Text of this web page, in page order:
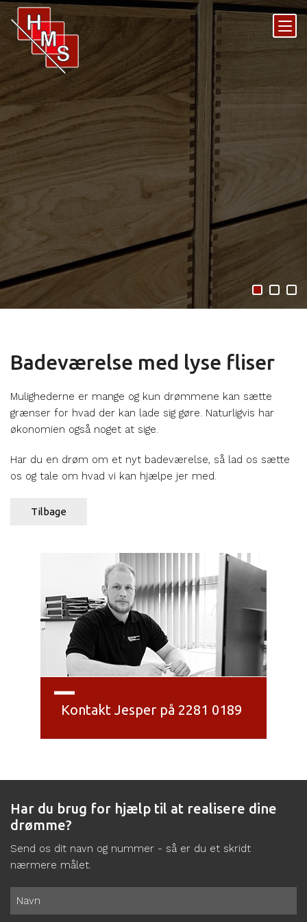
Badeværelse med lyse fliser
Mulighederne er mange og kun drømmene kan sætte
grænser for hvad der kan lade sig gøre. Naturligvis har
økonomien også noget at sige.
Har du en drøm om et nyt badeværelse, så lad os sætte
os og tale om hvad vi kan hjælpe jer med.
Tilbage
Kontakt Jesper på 2281 0189
Har du brug for hjælp til at realisere dine
drømme?
Send os dit navn og nummer - så er du et skridt
nærmere målet.